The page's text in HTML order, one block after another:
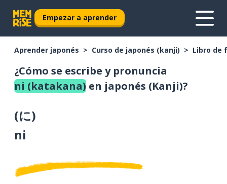
Empezar a aprender
Aprender japonés Curso de japonés (kanji) Libro de
¿Cómo se escribe y pronuncia
ni (katakana) en japonés (Kanji)?
(に)
ni